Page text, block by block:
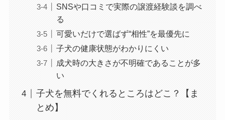
SNSや口コミで実際の譲渡経験談を調べ
る
可愛いだけで選ばず“相性”を最優先に
子犬の健康状態がわかりにくい
成犬時の大きさが不明確であることが多
い
子犬を無料でくれるところはどこ？【ま
とめ】